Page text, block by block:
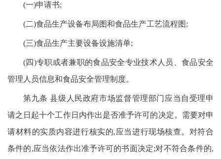
(一)申请书;
(二)食品生产设备布局图和食品生产工艺流程图;
(三)食品生产主要设备设施清单;
(四)专职或者兼职的食品安全专业技术人员、食品安全
管理人员信息和食品安全管理制度。
第九条 县级人民政府市场监督管理部门应当自受理申
请之日起十个工作日内作出是否准予许可的决定。需要对申
请材料的实质内容进行核实的,应当进行现场核查。对符合
条件的,应当依法作出准予许可的书面决定;对不符合条件的,